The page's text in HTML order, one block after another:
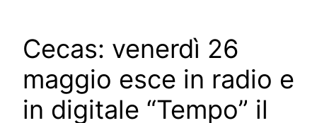
Cecas: venerdì 26
maggio esce in radio e
in digitale “Tempo” il